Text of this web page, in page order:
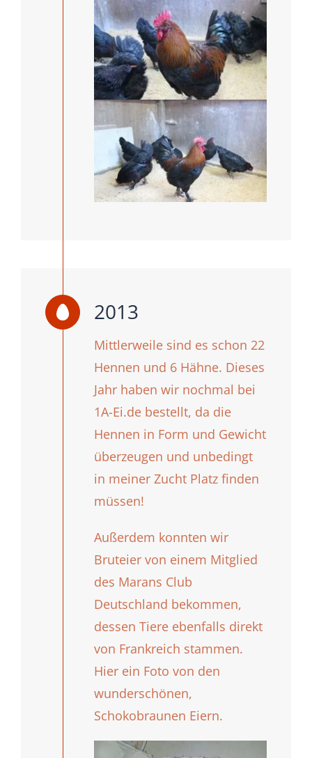
2013
Mittlerweile sind es schon 22
Hennen und 6 Hähne. Dieses
Jahr haben wir nochmal bei
1A-Ei.de bestellt, da die
Hennen in Form und Gewicht
überzeugen und unbedingt
in meiner Zucht Platz finden
müssen!
Außerdem konnten wir
Bruteier von einem Mitglied
des Marans Club
Deutschland bekommen,
dessen Tiere ebenfalls direkt
von Frankreich stammen.
Hier ein Foto von den
wunderschönen,
Schokobraunen Eiern.